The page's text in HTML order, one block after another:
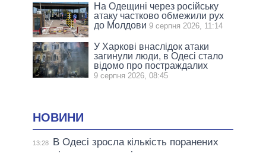
На Одещині через російську
атаку частково обмежили рух
до Молдови 9 серпня 2026, 11:14
У Харкові внаслідок атаки
загинули люди, в Одесі стало
відомо про постраждалих
9 серпня 2026, 08:45
НОВИНИ
13:28
В Одесі зросла кількість поранених